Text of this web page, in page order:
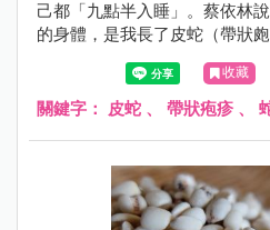
己都「九點半入睡」。蔡依林
的身體，是我長了皮蛇（帶狀
力下降，之前幾乎每天熬夜，
的身體不能這樣搞。」
收藏
關鍵字： 皮蛇 、 帶狀疱疹 、